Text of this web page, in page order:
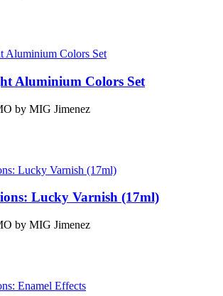
Aluminium Colors Set
by MIG Jimenez
Lucky Varnish (17ml)
by MIG Jimenez